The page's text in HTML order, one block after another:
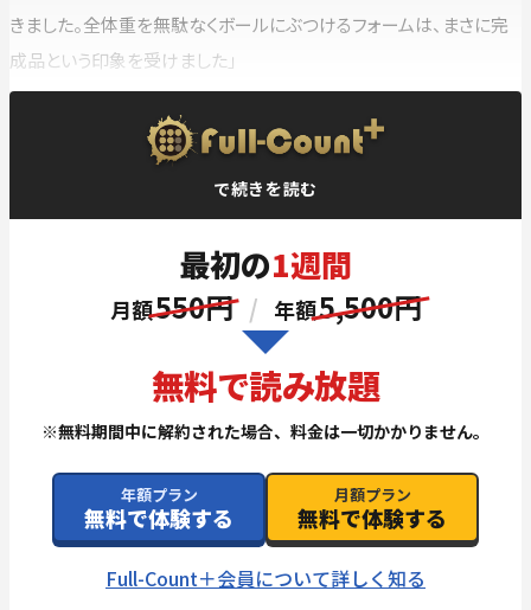
きました。全体重を無駄なくボールにぶつけるフォームは、まさに完
成品という印象を受けました」